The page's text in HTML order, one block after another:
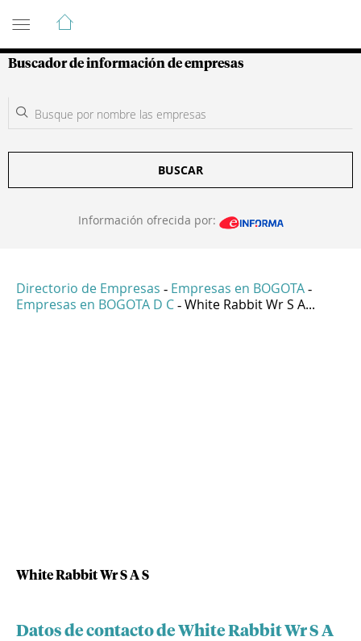
Guía de Empresas Colombianas
Buscador de información de empresas
BUSCAR
Información ofrecida por:
Directorio de Empresas - Empresas en BOGOTA -
Empresas en BOGOTA D C - White Rabbit Wr S A...
White Rabbit Wr S A S
Datos de contacto de White Rabbit Wr S A